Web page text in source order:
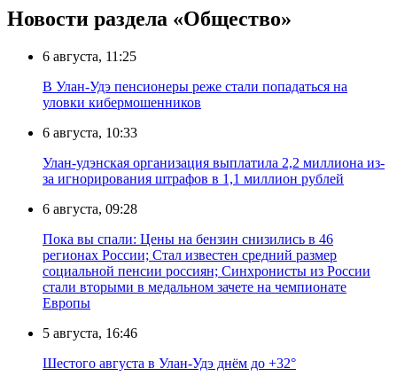
Новости раздела «Общество»
6 августа, 11:25
В Улан-Удэ пенсионеры реже стали попадаться на
уловки кибермошенников
6 августа, 10:33
Улан-удэнская организация выплатила 2,2 миллиона из-
за игнорирования штрафов в 1,1 миллион рублей
6 августа, 09:28
Пока вы спали: Цены на бензин снизились в 46
регионах России; Стал известен средний размер
социальной пенсии россиян; Синхронисты из России
стали вторыми в медальном зачете на чемпионате
Европы
5 августа, 16:46
Шестого августа в Улан-Удэ днём до +32°